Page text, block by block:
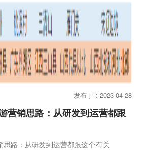
发布于 : 2023-04-28
营销思路：从研发到运营都跟
路：从研发到运营都跟这个有关